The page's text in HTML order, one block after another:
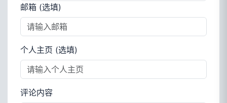
邮箱 (选填)
个人主页 (选填)
评论内容